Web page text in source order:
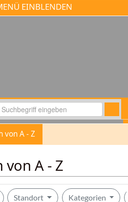
EINBLENDEN
von A - Z
von A - Z